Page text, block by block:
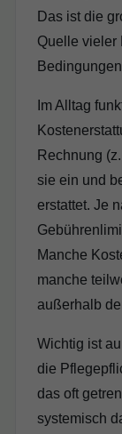
Das ist die
Quelle vieler
Im Alltag
Rechnung
sie ein und
erstattet. Je
Manche
manche
außerhalb
Wichtig ist
die
das oft
systemisch